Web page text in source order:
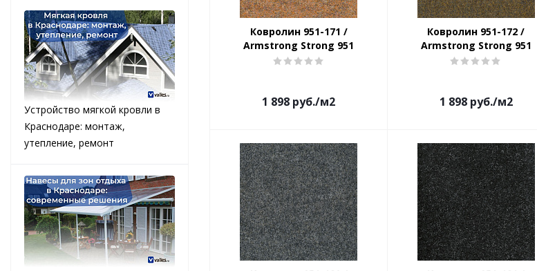
Ковролин 951-171 /
Armstrong Strong 951
1 898 руб./м2
Ковролин 951-172 /
Armstrong Strong 951
1 898руб./м2
Устройство мягкой кровли в
Краснодаре: монтаж,
утепление, ремонт